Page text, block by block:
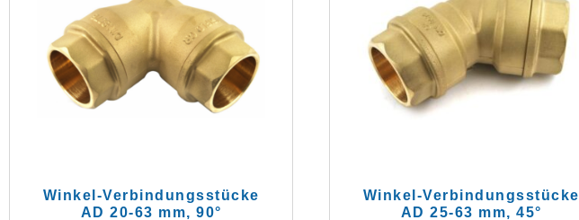
Winkel-Verbindungsstücke
AD 20-63 mm, 90°
Winkel-Verbindungsstücke
AD 25-63 mm, 45°